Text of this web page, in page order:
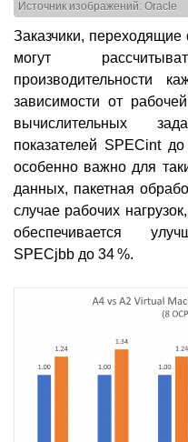
Источник изображений: Oracle
Заказчики,
могут
зависимости от
вычислительных
показателей SPECint
особенно важно для
данных, пакетная
случае рабочих
обеспечивается
SPECjbb до 34 %.